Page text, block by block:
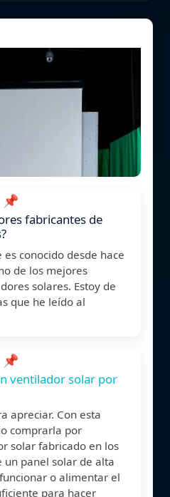
📌
fabricantes de
es conocido desde hace
de los mejores
solares. Estoy de
que he leído al
📌
ventilador solar por
apreciar. Con esta
comprarla por
solar fabricado en los
un panel solar de alta
o alimentar el
para hacer